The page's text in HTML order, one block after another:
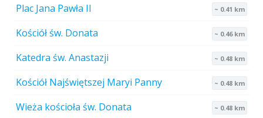
Plac Jana Pawła II ~ 0.41 km
Kościół św. Donata ~ 0.46 km
Katedra św. Anastazji ~ 0.48 km
Kościół Najświętszej Maryi Panny ~ 0.48 km
Wieża kościoła św. Donata ~ 0.48 km